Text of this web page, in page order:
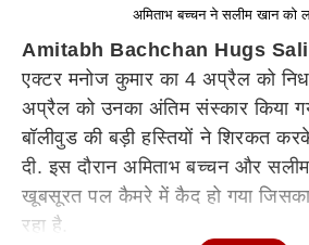
अमिताभ बच्चन ने सलीम खान को
Amitabh Bachchan Hugs
एक्टर मनोज कुमार का 4 अप्रैल को
अप्रैल को उनका अंतिम संस्कार किया
बॉलीवुड की बड़ी हस्तियों ने शिरकत
दी. इस दौरान अमिताभ बच्चन और
खूबसूरत पल कैमरे में कैद हो गया जिसका
रहा है.